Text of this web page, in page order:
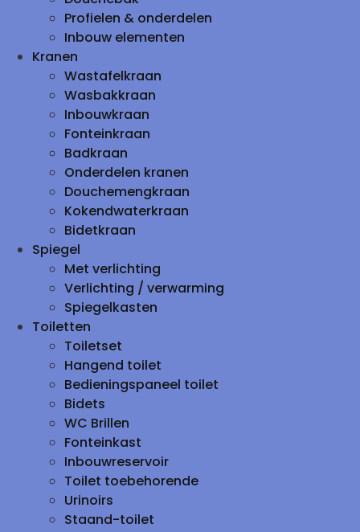
Profielen & onderdelen
Inbouw elementen
Kranen
Wastafelkraan
Wasbakkraan
Inbouwkraan
Fonteinkraan
Badkraan
Onderdelen kranen
Douchemengkraan
Kokendwaterkraan
Bidetkraan
Spiegel
Met verlichting
Verlichting / verwarming
Spiegelkasten
Toiletten
Toiletset
Hangend toilet
Bedieningspaneel toilet
Bidets
WC Brillen
Fonteinkast
Inbouwreservoir
Toilet toebehorende
Urinoirs
Staand-toilet